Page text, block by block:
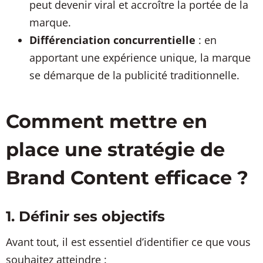
peut devenir viral et accroître la portée de la
marque.
Différenciation concurrentielle : en
apportant une expérience unique, la marque
se démarque de la publicité traditionnelle.
Comment mettre en
place une stratégie de
Brand Content efficace ?
1. Définir ses objectifs
Avant tout, il est essentiel d’identifier ce que vous
souhaitez atteindre :